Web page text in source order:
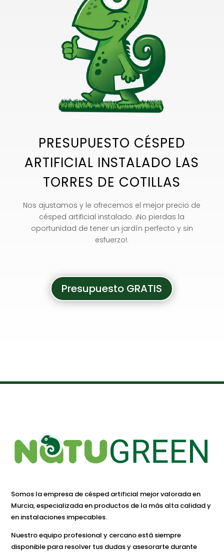
PRESUPUESTO CÉSPED
ARTIFICIAL INSTALADO LAS
TORRES DE COTILLAS
Nos ajustamos y le ofrecemos el mejor precio de
césped artificial instalado. ¡No pierdas la
oportunidad de tener un jardín perfecto y sin
esfuerzo!.
Presupuesto GRATIS
Somos la empresa de césped artificial mejor valorada en
Murcia, especializada en productos de la más alta calidad y
en instalaciones impecables.
Nuestro equipo profesional y cercano está siempre
disponible para resolver tus dudas y asesorarte durante